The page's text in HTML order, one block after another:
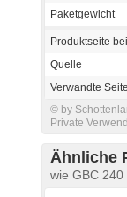
Paketgewicht
Produktseite
Quelle
Verwandte
© by
Private
Ähnliche
wie GBC